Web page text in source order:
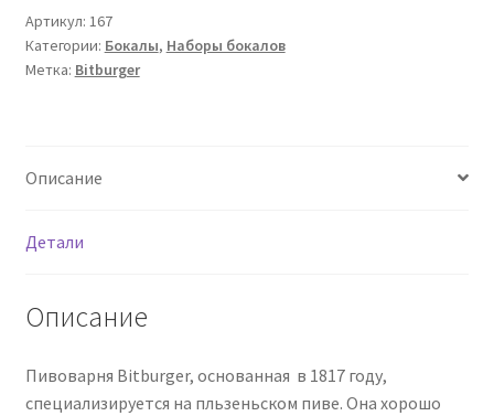
Артикул: 167
Категории: Бокалы, Наборы бокалов
Метка: Bitburger
Описание
Детали
Описание
Пивоварня Bitburger, основанная в 1817 году,
специализируется на пльзеньском пиве. Она хорошо